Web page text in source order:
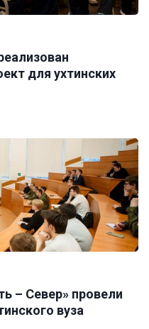
для ухтинских
– Север» провели
вуза